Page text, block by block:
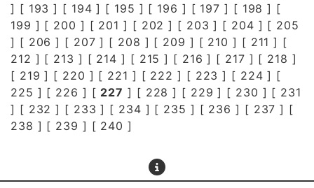
] [ 193 ] [ 194 ] [ 195 ] [ 196 ] [ 197 ] [ 198 ] [
199 ] [ 200 ] [ 201 ] [ 202 ] [ 203 ] [ 204 ] [ 205
] [ 206 ] [ 207 ] [ 208 ] [ 209 ] [ 210 ] [ 211 ] [
212 ] [ 213 ] [ 214 ] [ 215 ] [ 216 ] [ 217 ] [ 218 ]
[ 219 ] [ 220 ] [ 221 ] [ 222 ] [ 223 ] [ 224 ] [
225 ] [ 226 ] [ 227 ] [ 228 ] [ 229 ] [ 230 ] [ 231
] [ 232 ] [ 233 ] [ 234 ] [ 235 ] [ 236 ] [ 237 ] [
238 ] [ 239 ] [ 240 ]